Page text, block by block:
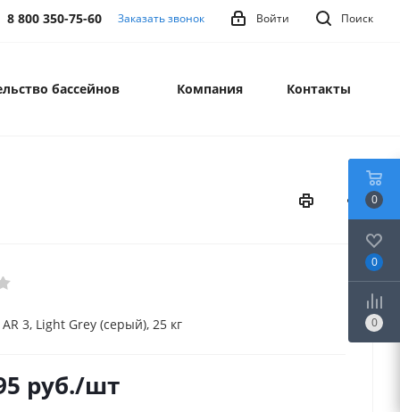
Поиск
Войти
8 800 350-75-60 Заказать звонок
бассейнов Компания Контакты
AR 3, Light Grey (серый), 25 кг
руб./шт
0
0
0